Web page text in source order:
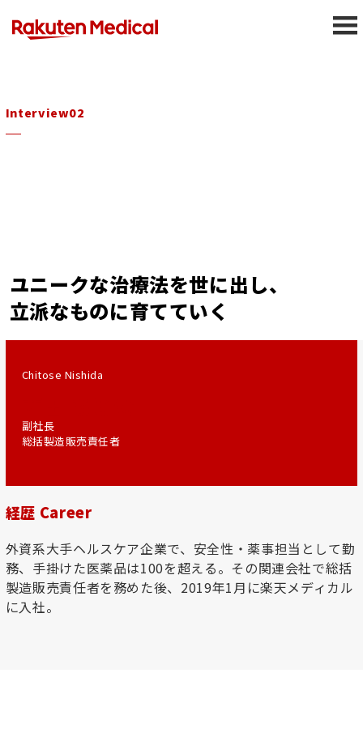
Interview02
ユニークな治療法を世に出し、
立派なものに育てていく
経歴 Career
外資系大手ヘルスケア企業で、安全性・薬事担当として勤
務、手掛けた医薬品は100を超える。その関連会社で総括
製造販売責任者を務めた後、2019年1月に楽天メディカル
に入社。
Chitose Nishida
副社長
総括製造販売責任者